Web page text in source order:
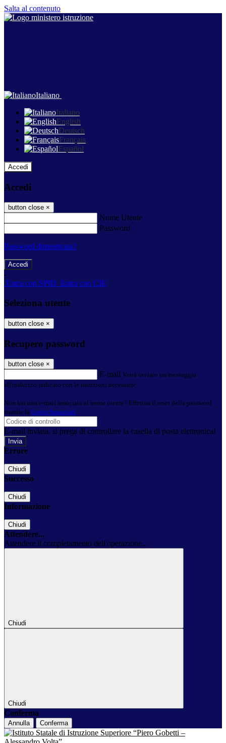
Salta al contenuto
Italiano
Italiano
English
Deutsch
Français
Español
Accedi
Accedi
button close ×
Nome Utente
Password
Password dimenticata?
-
Entra con SPID Entra con CIE
Seleziona utente
button close ×
Recupero password
button close ×
E-mail Verrà inviato un messaggio
all'indirizzo indicato con le istruzioni necessarie.
Non hai una e-mail associata al nome utente? Effettua il reset della password
tramite la Login Spaggiari
E-mail inviata, si prega di controllare la casella di posta elettronica!
Errore
Chiudi
Successo
Chiudi
Informazione
Chiudi
Attendere...
Attendere il completamento dell'operazione...
Chiudi
Chiudi
Conferma
Annulla Conferma